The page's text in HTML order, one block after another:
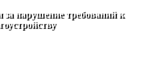
за нарушение требований к